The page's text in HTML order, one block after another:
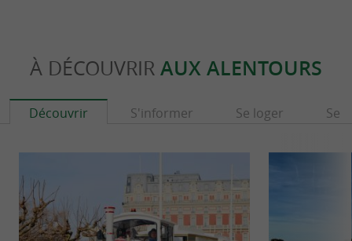
À DÉCOUVRIR AUX ALENTOURS
Découvrir S'informer Se loger Se